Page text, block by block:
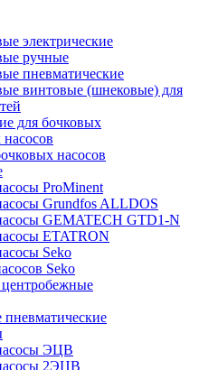
электрические
ручные
пневматические
винтовые (шнековые) для
для бочковых
насосов
насосов
ProMinent
Grundfos ALLDOS
GEMATECH GTD1-N
ETATRON
Seko
Seko
ЭЦВ
2ЭЦВ